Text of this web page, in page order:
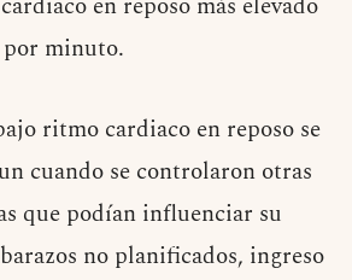
minuto.
ritmo cardiaco en reposo se
cuando se controlaron otras
que podían influenciar su
no planificados, ingreso